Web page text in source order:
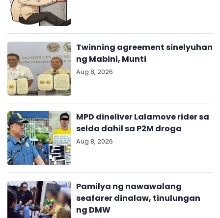
Twinning agreement sinelyuhan
ng Mabini, Munti
Aug 8, 2026
MPD dineliver Lalamove rider sa
selda dahil sa P2M droga
Aug 8, 2026
Pamilya ng nawawalang
seafarer dinalaw, tinulungan
ng DMW